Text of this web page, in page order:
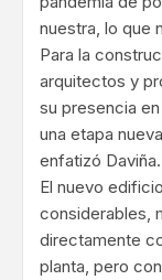
nuestra, lo que
Para la
arquitectos y
su presencia
una etapa
enfatizó Daviña.
El nuevo
considerables,
directamente
planta, pero